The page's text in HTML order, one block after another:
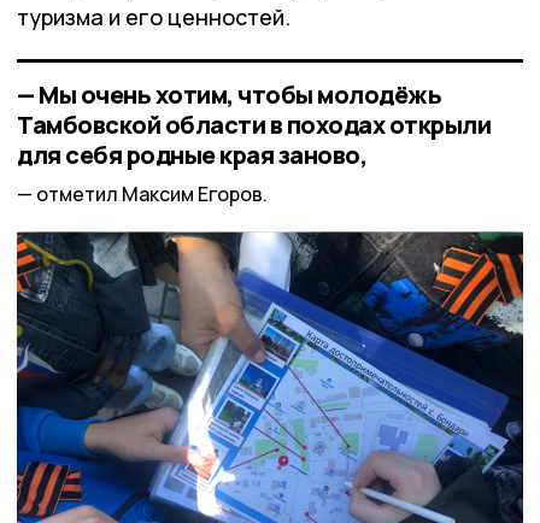
туризма и его ценностей.
— Мы очень хотим, чтобы молодёжь
Тамбовской области в походах открыли
для себя родные края заново,
отметил Максим Егоров.